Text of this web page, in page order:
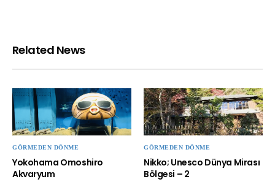
Related News
GÖRMEDEN DÖNME
Yokohama Omoshiro
Akvaryum
GÖRMEDEN DÖNME
Nikko; Unesco Dünya Mirası
Bölgesi – 2